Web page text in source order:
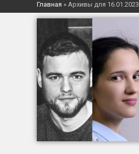
Главная » Архивы для 16.01.2023